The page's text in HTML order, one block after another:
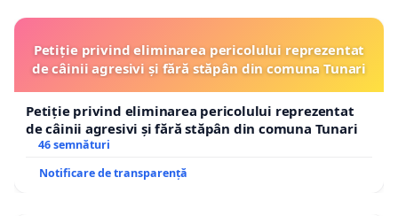
Petiție privind eliminarea pericolului reprezentat
de câinii agresivi și fără stăpân din comuna Tunari
Petiție privind eliminarea pericolului reprezentat
de câinii agresivi și fără stăpân din comuna Tunari
46 semnături
Notificare de transparență